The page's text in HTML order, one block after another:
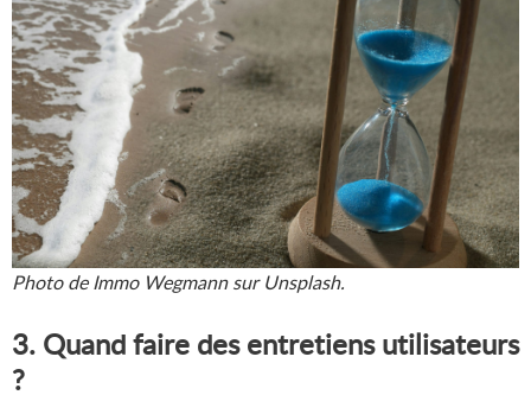
Photo de Immo Wegmann sur Unsplash.
3. Quand faire des entretiens utilisateurs
?